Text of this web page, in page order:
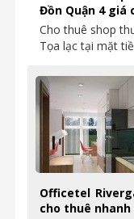
Đồn Quận 4 giá
Cho thuê shop
Tọa lạc tại mặt
Officetel
cho thuê nhanh